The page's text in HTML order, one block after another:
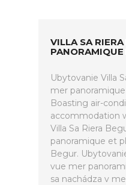
VILLA SA
Ubytovanie Villa
mer
Boasting air-
accommodation
Villa Sa Riera
panoramique et
Begur.
vue mer
sa nachádza v